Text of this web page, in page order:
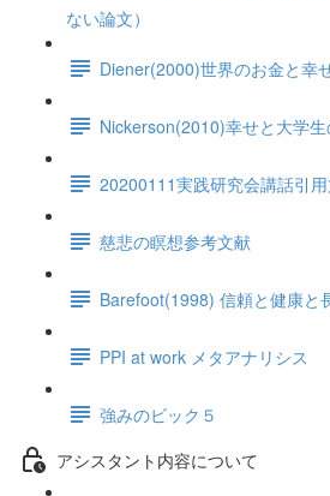
ない論文）
Diener(2000)世界のお金と幸
Nickerson(2010)幸せと大学生
20200111実践研究会講話引
慈悲の瞑想参考文献
Barefoot(1998) 信頼と健康と
PPI at work メタアナリシス
強みのビック５
アシスタント内容について